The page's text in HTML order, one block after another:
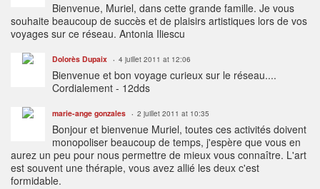
Bienvenue, Muriel, dans cette grande famille. Je vous
souhaite beaucoup de succès et de plaisirs artistiques lors de vos
voyages sur ce réseau. Antonia Iliescu
Dolorès Dupaix 4 juillet 2011 at 12:06
Bienvenue et bon voyage curieux sur le réseau....
Cordialement - 12dds
marie-ange gonzales 2 juillet 2011 at 10:35
Bonjour et bienvenue Muriel, toutes ces activités doivent
monopoliser beaucoup de temps, j'espère que vous en
aurez un peu pour nous permettre de mieux vous connaître. L'art
est souvent une thérapie, vous avez allié les deux c'est
formidable.